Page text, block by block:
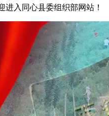
进入同心县委组织部网站！